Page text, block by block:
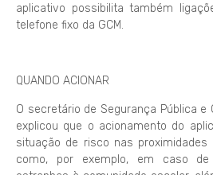
aplicativo possibilita também
telefone fixo da GCM.
QUANDO ACIONAR
O secretário de Segurança Pública e
explicou que o acionamento do
situação de risco nas
como, por exemplo, em caso